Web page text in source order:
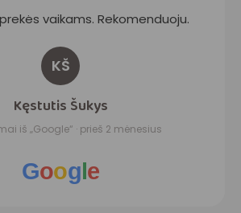
vaikams. Rekomenduoju.
KŠ
Kęstutis Šukys
iš „Google“ · prieš 2 mėnesius
Google